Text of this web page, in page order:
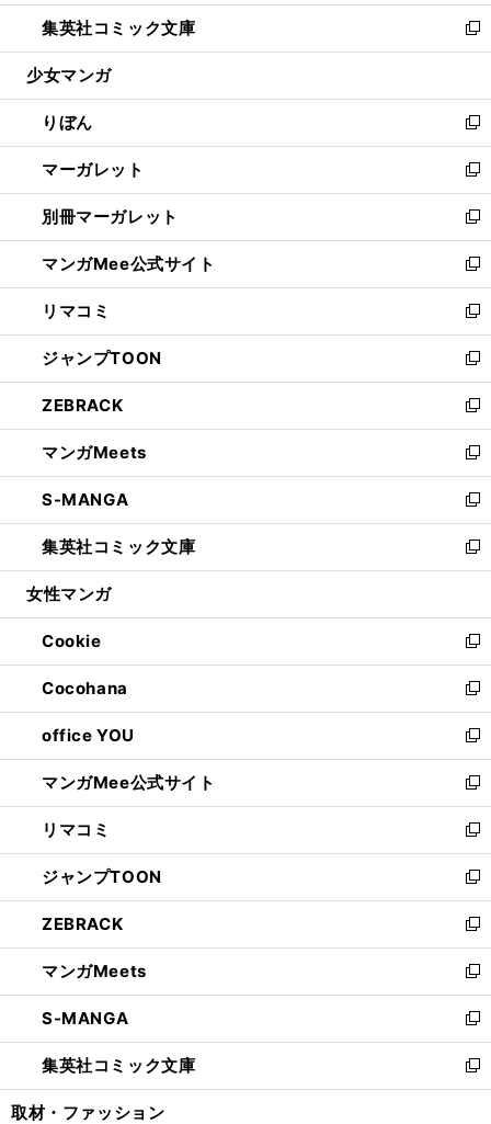
開
く
ウ
で
開
ン
ド
ウ
開
く
ウ
ィ
ン
ウ
で
開
く
し
い
ウ
ン
ド
ウ
で
開
く
集英社コミック文庫
新
し
ウ
ィ
ン
ド
ウ
で
開
く
少女マンガ
りぼん
新
し
い
ウ
ィ
ン
ド
ウ
で
開
く
マーガレット
新
し
い
ウ
ィ
ン
ド
ウ
で
開
く
別冊マーガレット
新
し
い
ウ
ィ
ン
ド
ウ
で
開
く
マンガMee公式サイト
新
し
い
ウ
ィ
ン
ド
ウ
で
開
く
リマコミ
新
し
い
ウ
ィ
ン
ド
ウ
で
開
く
ジャンプTOON
新
し
い
ウ
ィ
ン
ド
ウ
で
開
ZEBRACK
新
し
い
ウ
ィ
ン
ド
ウ
開
く
マンガMeets
新
し
い
ウ
ィ
ン
ウ
で
開
く
S-MANGA
新
し
い
ウ
ン
ド
ウ
で
開
く
集英社コミック文庫
新
し
ウ
ィ
ン
ド
ウ
で
開
く
女性マンガ
Cookie
新
し
い
ウ
ィ
ン
ド
ウ
で
開
く
Cocohana
新
し
い
ウ
ィ
ン
ド
ウ
で
開
く
office YOU
新
し
い
ウ
ィ
ン
ド
ウ
で
開
く
マンガMee公式サイト
新
し
い
ウ
ィ
ン
ド
ウ
で
開
く
リマコミ
新
し
い
ウ
ィ
ン
ド
ウ
で
開
く
ジャンプTOON
新
し
い
ウ
ィ
ン
ド
ウ
で
開
ZEBRACK
新
し
い
ウ
ィ
ン
ド
ウ
マンガMeets
新
し
い
ウ
ィ
ン
S-MANGA
新
し
い
ウ
集英社コミック文庫
新
し
取材・ファッション